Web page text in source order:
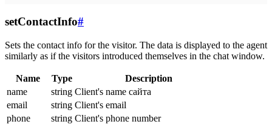
setContactInfo#
Sets the contact info for the visitor. The data is displayed to the agent
similarly as if the visitors introduced themselves in the chat window.
Name Type
Description
name
string Client's name сайта
email
string Client's email
phone
string Client's phone number